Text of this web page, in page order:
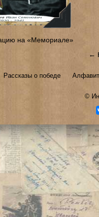
на «Мемориале»
←
Рассказы о победе
©